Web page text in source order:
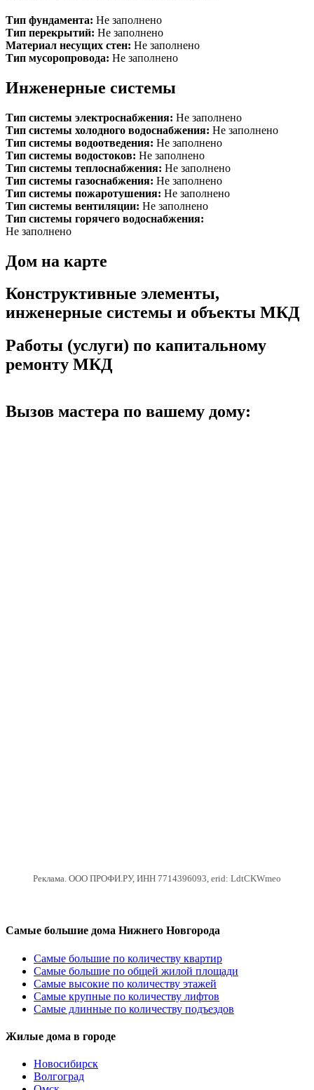
Тип фундамента: Не заполнено
Тип перекрытий: Не заполнено
Материал несущих стен: Не заполнено
Тип мусоропровода: Не заполнено
Инженерные системы
Тип системы электроснабжения: Не заполнено
Тип системы холодного водоснабжения: Не заполнено
Тип системы водоотведения: Не заполнено
Тип системы водостоков: Не заполнено
Тип системы теплоснабжения: Не заполнено
Тип системы газоснабжения: Не заполнено
Тип системы пожаротушения: Не заполнено
Тип системы вентиляции: Не заполнено
Тип системы горячего водоснабжения:
Не заполнено
Дом на карте
Конструктивные элементы,
инженерные системы и объекты МКД
Работы (услуги) по капитальному
ремонту МКД
Вызов мастера по вашему дому:
Реклама. ООО ПРОФИ.РУ, ИНН 7714396093, erid: LdtCKWmeo
Самые большие дома Нижнего Новгорода
Самые большие по количеству квартир
Самые большие по общей жилой площади
Самые высокие по количеству этажей
Самые крупные по количеству лифтов
Самые длинные по количеству подъездов
Жилые дома в городе
Новосибирск
Волгоград